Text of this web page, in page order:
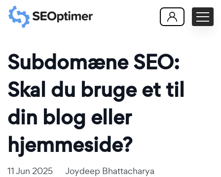
Subdomæne SEO:
Skal du bruge et til
din blog eller
hjemmeside?
11 Jun 2025
Joydeep Bhattacharya